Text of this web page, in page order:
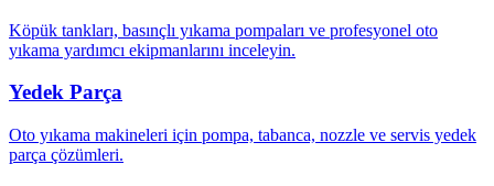
Köpük tankları, basınçlı yıkama pompaları ve profesyonel oto
yıkama yardımcı ekipmanlarını inceleyin.
Yedek Parça
Oto yıkama makineleri için pompa, tabanca, nozzle ve servis yedek
parça çözümleri.